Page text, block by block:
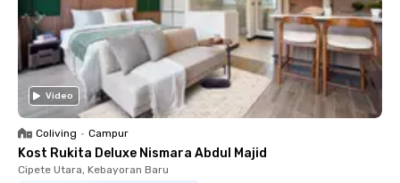
Video
Coliving • Campur
Kost Rukita Deluxe Nismara Abdul Majid
Cipete Utara, Kebayoran Baru